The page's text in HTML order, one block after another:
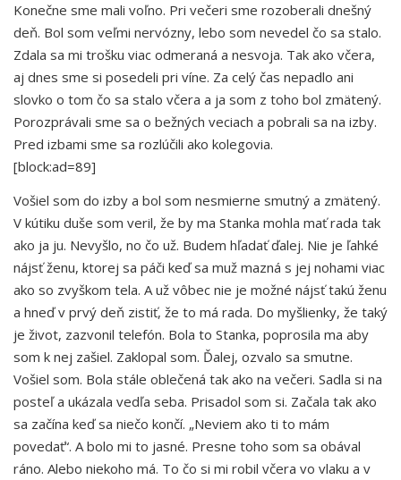
Konečne sme mali voľno. Pri večeri sme rozoberali dnešný
deň. Bol som veľmi nervózny, lebo som nevedel čo sa stalo.
Zdala sa mi trošku viac odmeraná a nesvoja. Tak ako včera,
aj dnes sme si posedeli pri víne. Za celý čas nepadlo ani
slovko o tom čo sa stalo včera a ja som z toho bol zmätený.
Porozprávali sme sa o bežných veciach a pobrali sa na izby.
Pred izbami sme sa rozlúčili ako kolegovia.
[block:ad=89]
Vošiel som do izby a bol som nesmierne smutný a zmätený.
V kútiku duše som veril, že by ma Stanka mohla mať rada tak
ako ja ju. Nevyšlo, no čo už. Budem hľadať ďalej. Nie je ľahké
nájsť ženu, ktorej sa páči keď sa muž mazná s jej nohami viac
ako so zvyškom tela. A už vôbec nie je možné nájsť takú ženu
a hneď v prvý deň zistiť, že to má rada. Do myšlienky, že taký
je život, zazvonil telefón. Bola to Stanka, poprosila ma aby
som k nej zašiel. Zaklopal som. Ďalej, ozvalo sa smutne.
Vošiel som. Bola stále oblečená tak ako na večeri. Sadla si na
posteľ a ukázala vedľa seba. Prisadol som si. Začala tak ako
sa začína keď sa niečo končí. „Neviem ako ti to mám
povedať“. A bolo mi to jasné. Presne toho som sa obával
ráno. Alebo niekoho má. To čo si mi robil včera vo vlaku a v